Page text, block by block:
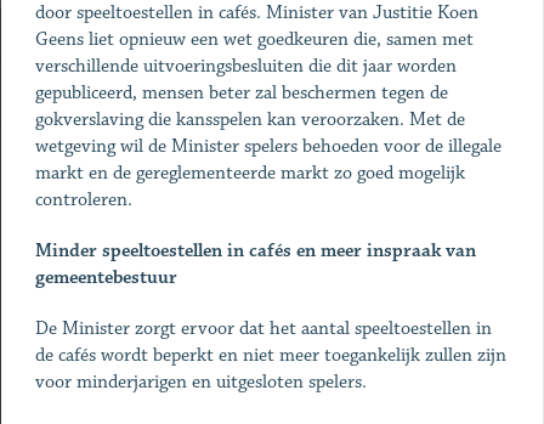
door speeltoestellen in cafés. Minister van Justitie Koen
Geens liet opnieuw een wet goedkeuren die, samen met
verschillende uitvoeringsbesluiten die dit jaar worden
gepubliceerd, mensen beter zal beschermen tegen de
gokverslaving die kansspelen kan veroorzaken. Met de
wetgeving wil de Minister spelers behoeden voor de illegale
markt en de gereglementeerde markt zo goed mogelijk
controleren.
Minder speeltoestellen in cafés en meer inspraak van
gemeentebestuur
De Minister zorgt ervoor dat het aantal speeltoestellen in
de cafés wordt beperkt en niet meer toegankelijk zullen zijn
voor minderjarigen en uitgesloten spelers.